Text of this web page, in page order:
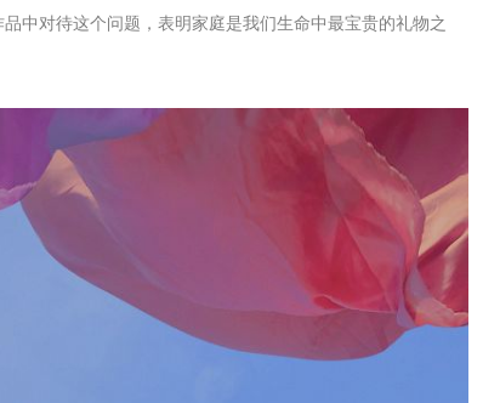
中对待这个问题，表明家庭是我们生命中最宝贵的礼物之